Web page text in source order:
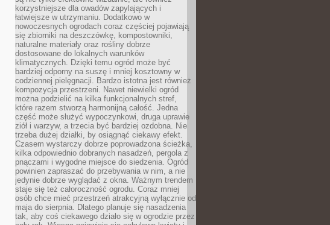
korzystniejsze dla owadów zapylających i
łatwiejsze w utrzymaniu. Dodatkowo w
nowoczesnych ogrodach coraz częściej pojawiają
się zbiorniki na deszczówkę, kompostowniki,
naturalne materiały oraz rośliny dobrze
dostosowane do lokalnych warunków
klimatycznych. Dzięki temu ogród może być
bardziej odporny na suszę i mniej kosztowny w
codziennej pielęgnacji. Bardzo istotna jest również
kompozycja przestrzeni. Nawet niewielki ogród
można podzielić na kilka funkcjonalnych stref,
które razem stworzą harmonijną całość. Jedna
część może służyć wypoczynkowi, druga uprawie
ziół i warzyw, a trzecia być bardziej ozdobna. Nie
trzeba dużej działki, by osiągnąć ciekawy efekt.
Czasem wystarczy dobrze poprowadzona ścieżka,
kilka odpowiednio dobranych nasadzeń, pergola z
pnączami i wygodne miejsce do siedzenia. Ogród
powinien zapraszać do przebywania w nim, a nie
jedynie dobrze wyglądać z okna. Ważnym trendem
staje się też całoroczność ogrodu. Coraz mniej
osób chce mieć przestrzeń atrakcyjną wyłącznie od
maja do sierpnia. Dlatego planuje się nasadzenia
tak, aby coś ciekawego działo się w ogrodzie przez